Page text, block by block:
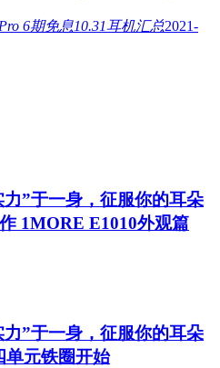
6期免息10.31耳机汇总2021-
”于一身，征服你的耳朵
1MORE E1010外观篇
”于一身，征服你的耳朵
单元铁圈开始